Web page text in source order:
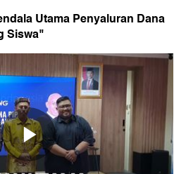
Utama Penyaluran Dana
Siswa"